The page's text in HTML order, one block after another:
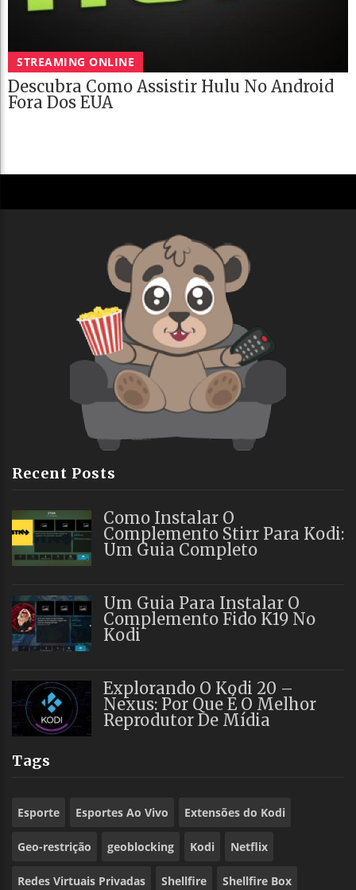
STREAMING ONLINE
Descubra Como Assistir Hulu No Android
Fora Dos EUA
Recent Posts
Como Instalar O
Complemento Stirr Para Kodi:
Um Guia Completo
Um Guia Para Instalar O
Complemento Fido K19 No
Kodi
Explorando O Kodi 20 –
Nexus: Por Que É O Melhor
Reprodutor De Mídia
Tags
Esporte Esportes Ao Vivo Extensões do Kodi
Geo-restrição geoblocking Kodi Netflix
Redes Virtuais Privadas Shellfire Shellfire Box